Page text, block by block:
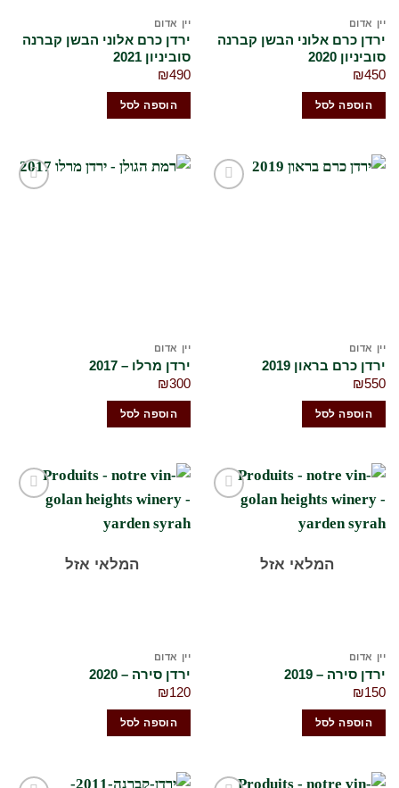
יין אדום
ירדן כרם אלוני הבשן קברנה
סוביניון 2020
₪450
הוספה לסל
יין אדום
ירדן כרם אלוני הבשן קברנה
סוביניון 2021
₪490
הוספה לסל
יין אדום
ירדן כרם בראון 2019
₪550
הוספה לסל
יין אדום
ירדן מרלו – 2017
₪300
הוספה לסל
המלאי אזל
יין אדום
ירדן סירה – 2019
₪150
הוספה לסל
המלאי אזל
יין אדום
ירדן סירה – 2020
₪120
הוספה לסל